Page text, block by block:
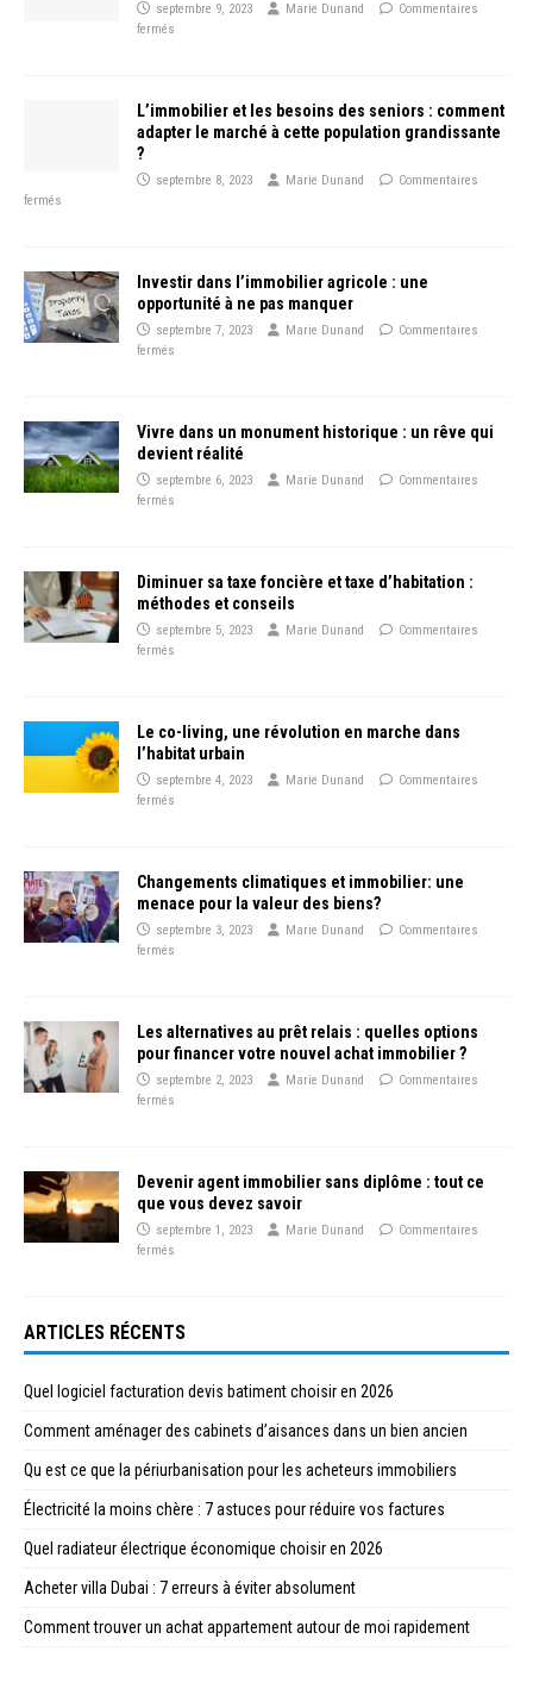
septembre 9, 2023 Marie Dunand
Commentaires
fermés
L’immobilier et les besoins des seniors : comment
adapter le marché à cette population grandissante
?
septembre 8, 2023 Marie Dunand
Commentaires
fermés
Investir dans l’immobilier agricole : une
opportunité à ne pas manquer
septembre 7, 2023 Marie Dunand
Commentaires
fermés
Vivre dans un monument historique : un rêve qui
devient réalité
septembre 6, 2023 Marie Dunand
Commentaires
fermés
Diminuer sa taxe foncière et taxe d’habitation :
méthodes et conseils
septembre 5, 2023 Marie Dunand
Commentaires
fermés
Le co-living, une révolution en marche dans
l’habitat urbain
septembre 4, 2023 Marie Dunand
Commentaires
fermés
Changements climatiques et immobilier: une
menace pour la valeur des biens?
septembre 3, 2023 Marie Dunand
Commentaires
fermés
Les alternatives au prêt relais : quelles options
pour financer votre nouvel achat immobilier ?
septembre 2, 2023 Marie Dunand
Commentaires
fermés
Devenir agent immobilier sans diplôme : tout ce
que vous devez savoir
septembre 1, 2023 Marie Dunand
Commentaires
fermés
ARTICLES RÉCENTS
Quel logiciel facturation devis batiment choisir en 2026
Comment aménager des cabinets d’aisances dans un bien ancien
Qu est ce que la périurbanisation pour les acheteurs immobiliers
Électricité la moins chère : 7 astuces pour réduire vos factures
Quel radiateur électrique économique choisir en 2026
Acheter villa Dubai : 7 erreurs à éviter absolument
Comment trouver un achat appartement autour de moi rapidement